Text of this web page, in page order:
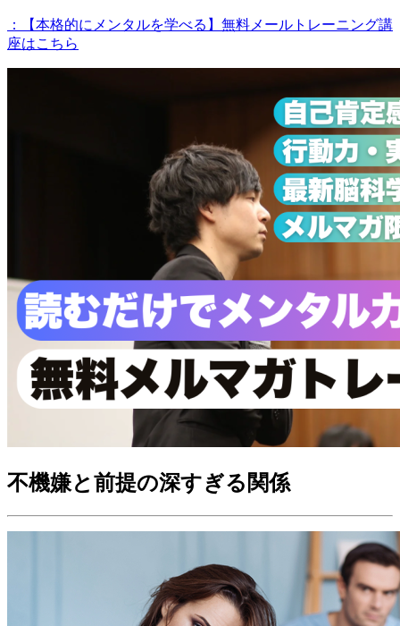
：【本格的にメンタルを学べる】無料メールトレーニング講
座はこちら
不機嫌と前提の深すぎる関係